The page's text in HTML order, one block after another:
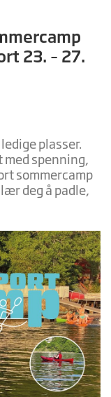
23. – 27.
plasser.
med spenning,
sommercamp
deg å padle,